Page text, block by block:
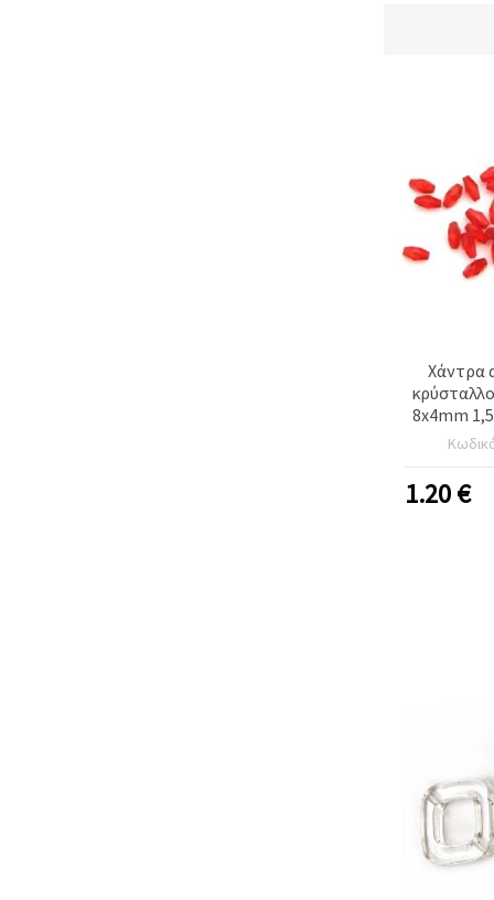
Χάντρα
8x4mm
-50
1.20€